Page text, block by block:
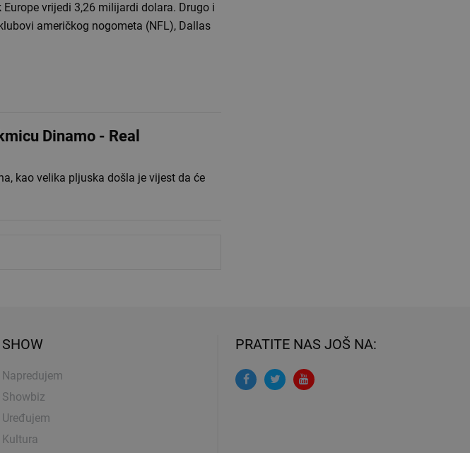
vrijedi 3,26 milijardi dolara. Drugo i
američkog nogometa (NFL), Dallas
Dinamo - Real
kao velika pljuska došla je vijest da će
SHOW
Napredujem
Showbiz
Uređujem
Kultura
PRATITE NAS JOŠ NA: